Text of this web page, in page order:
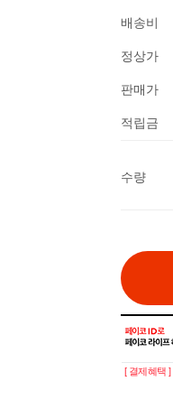
배송비
정상가
판매가
적립금
수량
[ 결제혜택 ]